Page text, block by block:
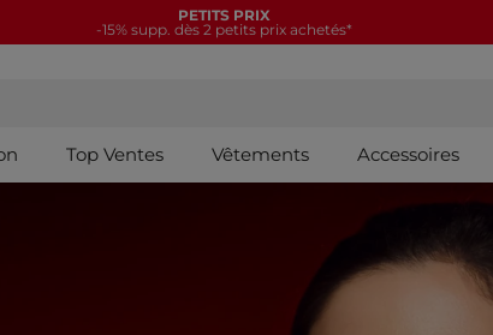
NOUVELLE COLLECTION
15€ offerts tous les 70€*
Top Ventes Vêtements Accessoires